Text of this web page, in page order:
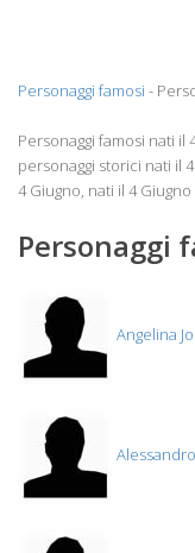
Personaggi famosi -
Personaggi famosi nati il
personaggi storici nati il
4 Giugno, nati il 4 Giugno
Personaggi
Angelina